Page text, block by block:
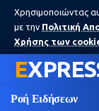
Χρησιμοποιώντας
με την Πολιτική
Χρήσης των
Ροή Ειδήσεων